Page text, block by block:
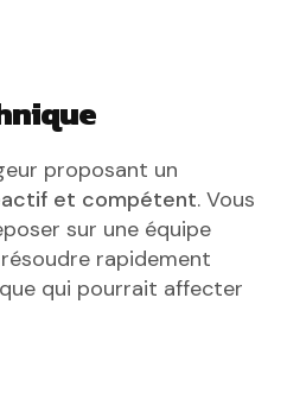
proposant un
et compétent. Vous
sur une équipe
rapidement
qui pourrait affecter